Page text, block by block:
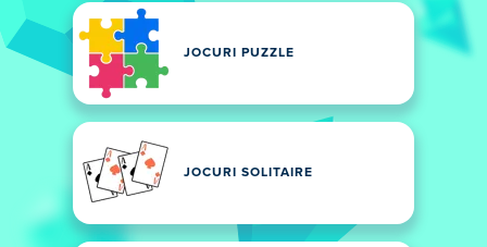
JOCURI PUZZLE
JOCURI SOLITAIRE